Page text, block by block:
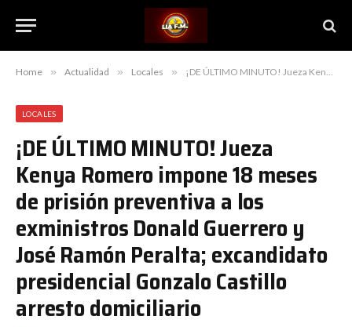
Home » Actualidad » Locales » ¡DE ÚLTIMO MINUTO! Jueza Kenya Romero impone 18 meses de prisión preventiva a los exministros Donald Guerrero y José Ramón Peralta; excandidato presidencial Gonzalo Castillo arresto domiciliario
LOCALES
¡DE ÚLTIMO MINUTO! Jueza
Kenya Romero impone 18 meses
de prisión preventiva a los
exministros Donald Guerrero y
José Ramón Peralta; excandidato
presidencial Gonzalo Castillo
arresto domiciliario